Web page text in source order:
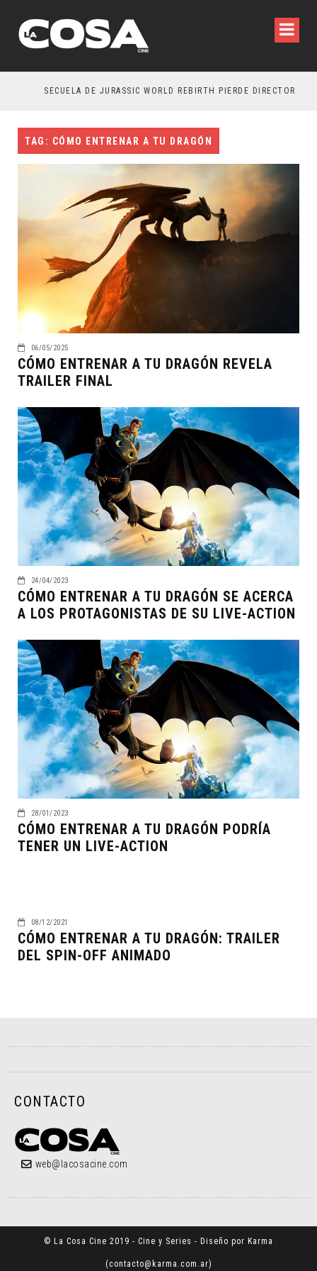
SECUELA DE JURASSIC WORLD REBIRTH PIERDE DIRECTOR
TAG: CÓMO ENTRENAR A TU DRAGÓN
06/05/2025
CÓMO ENTRENAR A TU DRAGÓN REVELA
TRAILER FINAL
24/04/2023
CÓMO ENTRENAR A TU DRAGÓN SE ACERCA
A LOS PROTAGONISTAS DE SU LIVE-ACTION
28/01/2023
CÓMO ENTRENAR A TU DRAGÓN PODRÍA
TENER UN LIVE-ACTION
08/12/2021
CÓMO ENTRENAR A TU DRAGÓN: TRAILER
DEL SPIN-OFF ANIMADO
CONTACTO
web@lacosacine.com
© La Cosa Cine 2019 - Cine y Series - Diseño por Karma
(contacto@karma.com.ar)